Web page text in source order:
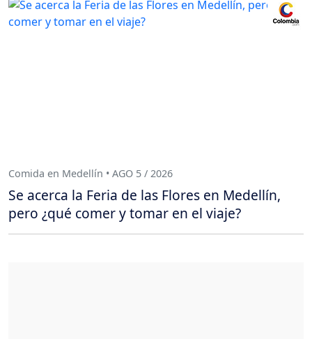
Comida en Medellín • AGO 5 / 2026
Se acerca la Feria de las Flores en Medellín,
pero ¿qué comer y tomar en el viaje?